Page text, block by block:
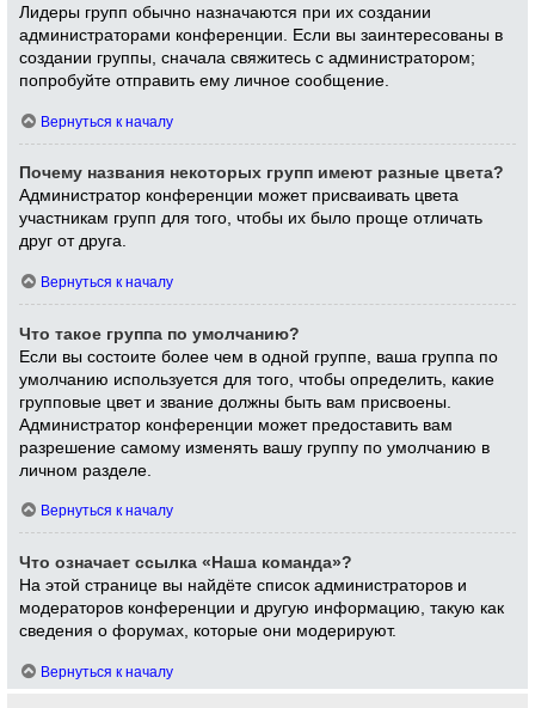
Лидеры групп обычно назначаются при их создании
администраторами конференции. Если вы заинтересованы в
создании группы, сначала свяжитесь с администратором;
попробуйте отправить ему личное сообщение.
Вернуться к началу
Почему названия некоторых групп имеют разные цвета?
Администратор конференции может присваивать цвета
участникам групп для того, чтобы их было проще отличать
друг от друга.
Вернуться к началу
Что такое группа по умолчанию?
Если вы состоите более чем в одной группе, ваша группа по
умолчанию используется для того, чтобы определить, какие
групповые цвет и звание должны быть вам присвоены.
Администратор конференции может предоставить вам
разрешение самому изменять вашу группу по умолчанию в
личном разделе.
Вернуться к началу
Что означает ссылка «Наша команда»?
На этой странице вы найдёте список администраторов и
модераторов конференции и другую информацию, такую как
сведения о форумах, которые они модерируют.
Вернуться к началу